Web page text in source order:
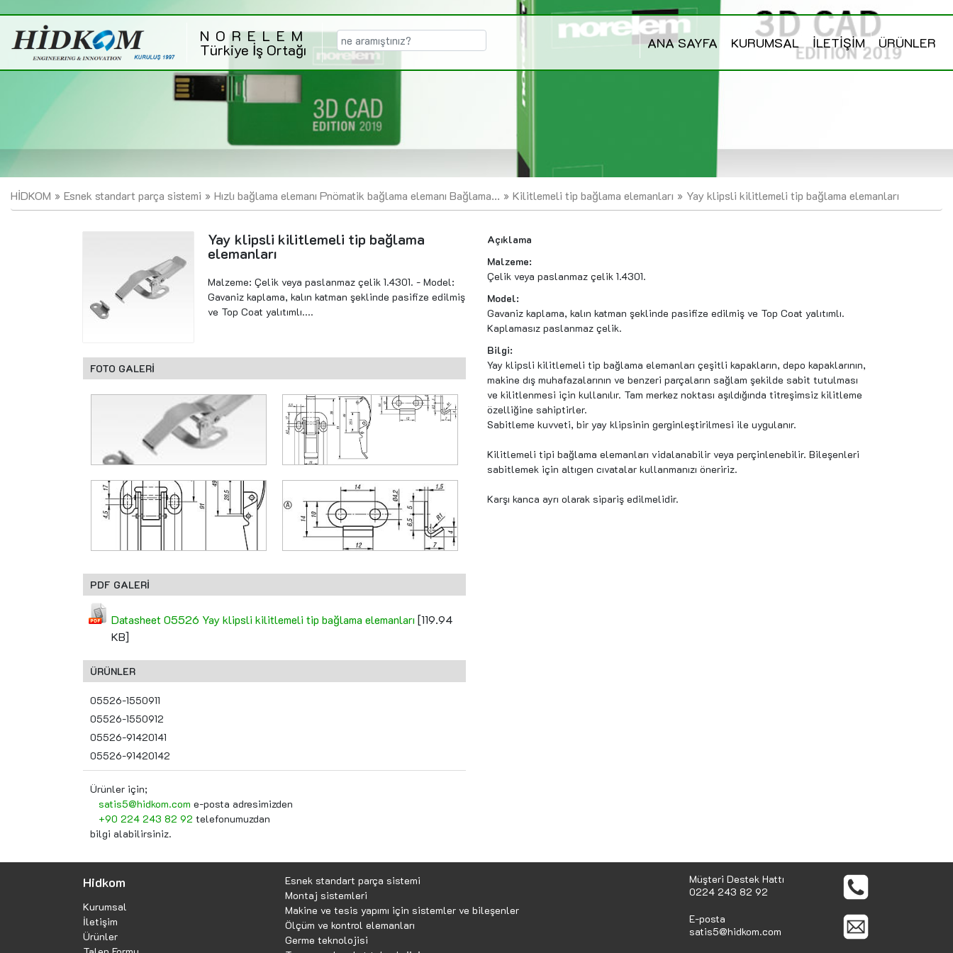
NORELEM
Türkiye İş Ortağı ANA SAYFA KURUMSAL İLETİŞİM ÜRÜNLER
HİDKOM Esnek standart parça sistemi Hızlı bağlama elemanı Pnömatik bağlama elemanı Bağlama... Kilitlemeli tip bağlama elemanları Yay klipsli kilitlemeli tip bağlama elemanları
Yay klipsli kilitlemeli tip bağlama
elemanları
Malzeme: Çelik veya paslanmaz çelik 1.4301. - Model:
Gavaniz kaplama, kalın katman şeklinde pasifize edilmiş
ve Top Coat yalıtımlı....
FOTO GALERİ
PDF GALERİ
Datasheet 05526 Yay klipsli kilitlemeli tip bağlama elemanları [119.94
KB]
ÜRÜNLER
05526-1550911
05526-1550912
05526-91420141
05526-91420142
Ürünler için;
satis5@hidkom.com e-posta adresimizden
+90 224 243 82 92 telefonumuzdan
bilgi alabilirsiniz.
Açıklama
Malzeme:
Çelik veya paslanmaz çelik 1.4301.
Model:
Gavaniz kaplama, kalın katman şeklinde pasifize edilmiş ve Top Coat yalıtımlı.
Kaplamasız paslanmaz çelik.
Bilgi:
Yay klipsli kilitlemeli tip bağlama elemanları çeşitli kapakların, depo kapaklarının,
makine dış muhafazalarının ve benzeri parçaların sağlam şekilde sabit tutulması
ve kilitlenmesi için kullanılır. Tam merkez noktası aşıldığında titreşimsiz kilitleme
özelliğine sahiptirler.
Sabitleme kuvveti, bir yay klipsinin gerginleştirilmesi ile uygulanır.
Kilitlemeli tipi bağlama elemanları vidalanabilir veya perçinlenebilir. Bileşenleri
sabitlemek için altıgen cıvatalar kullanmanızı öneririz.
Karşı kanca ayrı olarak sipariş edilmelidir.
Hidkom
Kurumsal
İletişim
Ürünler
Esnek standart parça sistemi
Montaj sistemleri
Makine ve tesis yapımı için sistemler ve bileşenler
Ölçüm ve kontrol elemanları
Germe teknolojisi
Müşteri Destek Hattı
0224 243 82 92
E-posta
satis5@hidkom.com